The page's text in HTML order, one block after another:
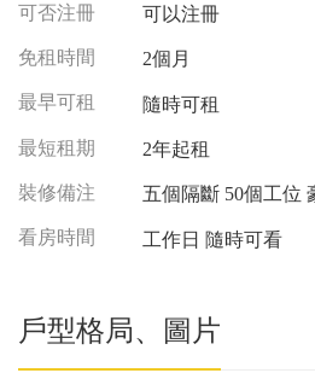
可否注冊 可以注冊
免租時間 2個月
最早可租 隨時可租
最短租期 2年起租
裝修備注 五個隔斷 50個工位
看房時間 工作日 隨時可看
戶型格局、圖片